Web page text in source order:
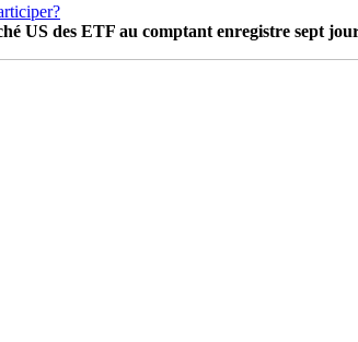
US des ETF au comptant enregistre sept